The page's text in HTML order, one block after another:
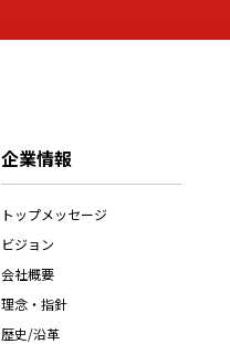
企業情報
トップメッセージ
ビジョン
会社概要
理念・指針
歴史/沿革